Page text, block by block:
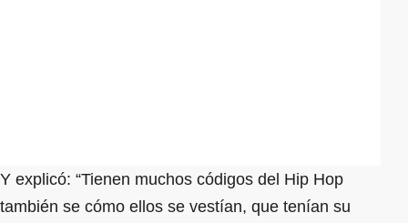
Y explicó: “Tienen muchos códigos del Hip Hop
también se cómo ellos se vestían, que tenían su